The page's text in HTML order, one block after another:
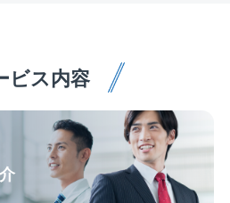
ビス内容